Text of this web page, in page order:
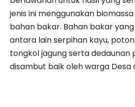
jenis ini menggunakan
bahan bakar. Bahan bakar
antara lain serpihan kayu,
tongkol jagung serta dedaunan
disambut baik oleh warga Desa